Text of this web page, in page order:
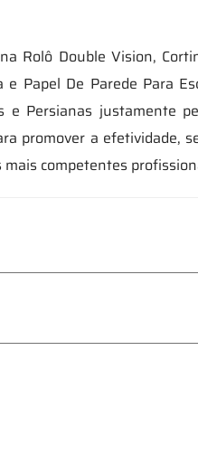
Rolô Double Vision,
e Papel De Parede Para
e Persianas justamente
promover a efetividade,
mais competentes